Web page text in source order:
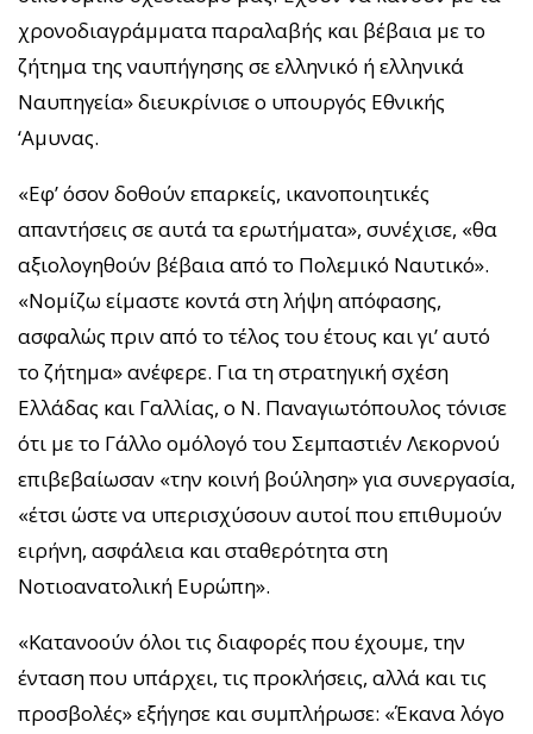
χρονοδιαγράμματα παραλαβής και βέβαια με το
ζήτημα της ναυπήγησης σε ελληνικό ή ελληνικά
Ναυπηγεία» διευκρίνισε ο υπουργός Εθνικής
‘Αμυνας.
«Εφ’ όσον δοθούν επαρκείς, ικανοποιητικές
απαντήσεις σε αυτά τα ερωτήματα», συνέχισε, «θα
αξιολογηθούν βέβαια από το Πολεμικό Ναυτικό».
«Νομίζω είμαστε κοντά στη λήψη απόφασης,
ασφαλώς πριν από το τέλος του έτους και γι’ αυτό
το ζήτημα» ανέφερε. Για τη στρατηγική σχέση
Ελλάδας και Γαλλίας, ο Ν. Παναγιωτόπουλος τόνισε
ότι με το Γάλλο ομόλογό του Σεμπαστιέν Λεκορνού
επιβεβαίωσαν «την κοινή βούληση» για συνεργασία,
«έτσι ώστε να υπερισχύσουν αυτοί που επιθυμούν
ειρήνη, ασφάλεια και σταθερότητα στη
Νοτιοανατολική Ευρώπη».
«Κατανοούν όλοι τις διαφορές που έχουμε, την
ένταση που υπάρχει, τις προκλήσεις, αλλά και τις
προσβολές» εξήγησε και συμπλήρωσε: «Έκανα λόγο